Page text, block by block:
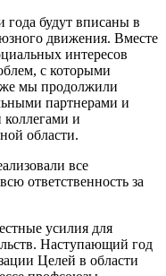
будут вписаны в
дви­жения. Вместе
интересов
с которыми
мы продолжили
партнерами и
и
области.
все
ответствен­ность за
усилия для
Наступа­ющий год
Целей в области